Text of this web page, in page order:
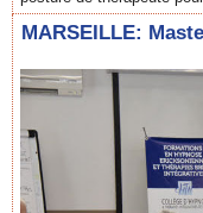
MARSEILLE: